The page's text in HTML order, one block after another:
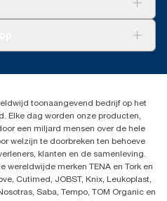
toonaangevend bedrijf op het
Elke dag worden onze producten,
een miljard mensen over de hele
welzijn te doorbreken ten behoeve
klanten en de samenleving.
wereldwijde merken TENA en Tork en
Cutimed, JOBST, Knix, Leukoplast,
Saba, Tempo, TOM Organic en